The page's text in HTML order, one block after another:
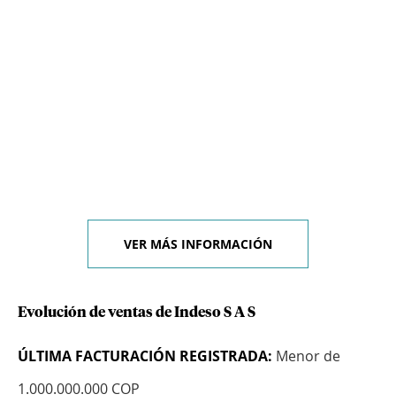
VER MÁS INFORMACIÓN
Evolución de ventas de Indeso S A S
ÚLTIMA FACTURACIÓN REGISTRADA: Menor de
1.000.000.000 COP